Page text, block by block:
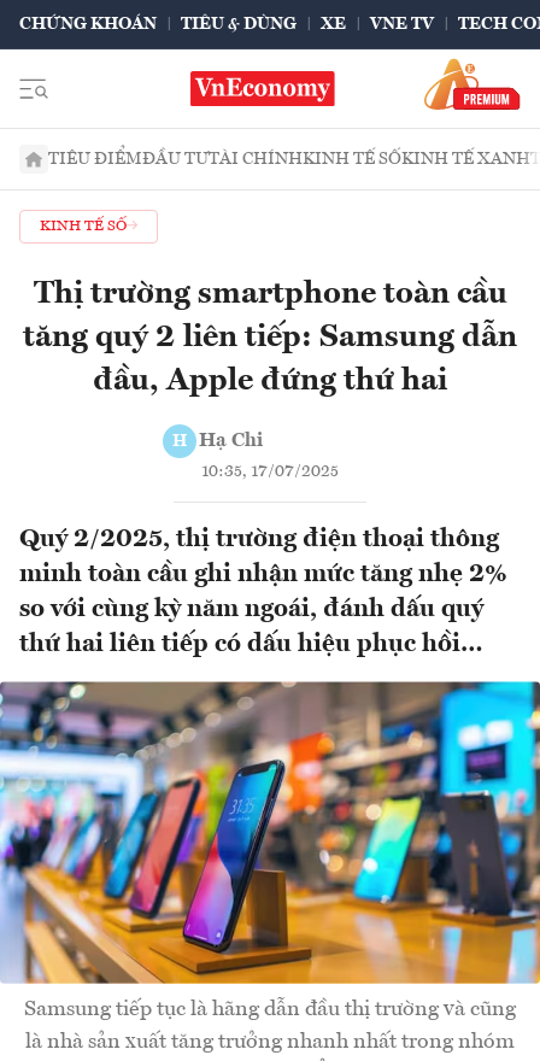
CHỨNG KHOÁN TIÊU & DÙNG XE VNE TV TECH
TIÊU ĐIỂMĐẦU TƯTÀI CHÍNHKINH TẾ SỐKINH TẾ XANH
KINH TẾ SỐ
Thị trường smartphone toàn cầu
tăng quý 2 liên tiếp: Samsung dẫn
đầu, Apple đứng thứ hai
H Hạ Chi
10:35, 17/07/2025
Quý 2/2025, thị trường điện thoại thông
minh toàn cầu ghi nhận mức tăng nhẹ 2%
so với cùng kỳ năm ngoái, đánh dấu quý
thứ hai liên tiếp có dấu hiệu phục hồi…
Samsung tiếp tục là hãng dẫn đầu thị trường và cũng
là nhà sản xuất tăng trưởng nhanh nhất trong nhóm